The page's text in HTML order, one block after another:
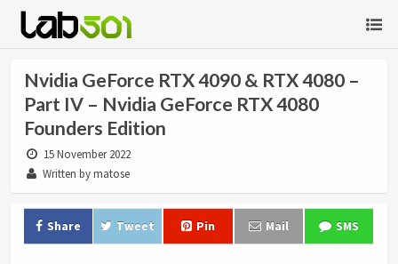
Nvidia GeForce RTX 4090 & RTX 4080 –
Part IV – Nvidia GeForce RTX 4080
Founders Edition
15 November 2022
Written by matose
Share Tweet Pin Mail SMS